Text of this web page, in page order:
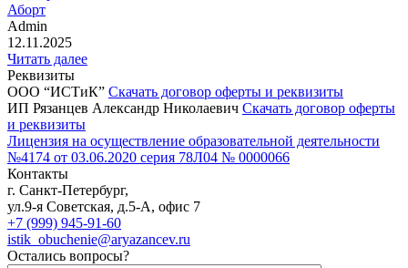
Аборт
Admin
12.11.2025
Читать далее
Реквизиты
ООО “ИСТиК” Скачать договор оферты и реквизиты
ИП Рязанцев Александр Николаевич Скачать договор оферты
и реквизиты
Лицензия на осуществление образовательной деятельности
№4174 от 03.06.2020 серия 78Л04 № 0000066
Контакты
г. Санкт-Петербург,
ул.9-я Советская, д.5-А, офис 7
+7 (999) 945-91-60
istik_obuchenie@aryazancev.ru
Остались вопросы?